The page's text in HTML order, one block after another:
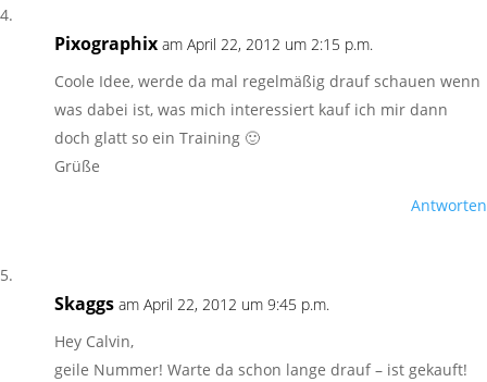
Pixographix am April 22, 2012 um 2:15 p.m.
Coole Idee, werde da mal regelmäßig drauf schauen wenn
was dabei ist, was mich interessiert kauf ich mir dann
doch glatt so ein Training 🙂
Grüße
Antworten
Skaggs am April 22, 2012 um 9:45 p.m.
Hey Calvin,
geile Nummer! Warte da schon lange drauf – ist gekauft!